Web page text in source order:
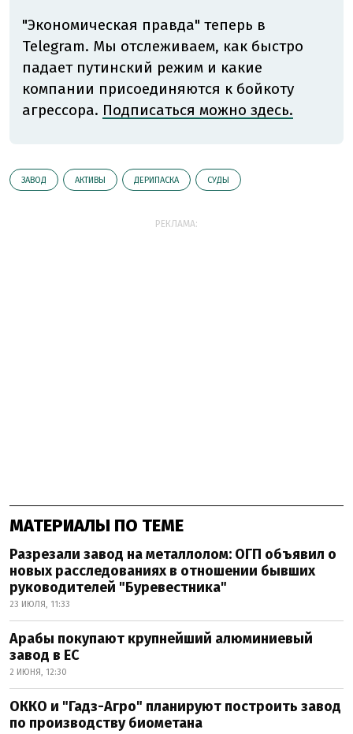
"Экономическая правда" теперь в
Telegram. Мы отслеживаем, как быстро
падает путинский режим и какие
компании присоединяются к бойкоту
агрессора. Подписаться можно здесь.
ЗАВОД АКТИВЫ ДЕРИПАСКА СУДЫ
РЕКЛАМА:
МАТЕРИАЛЫ ПО ТЕМЕ
Разрезали завод на металлолом: ОГП объявил о
новых расследованиях в отношении бывших
руководителей "Буревестника"
23 ИЮЛЯ, 11:33
Арабы покупают крупнейший алюминиевый
завод в ЕС
2 ИЮНЯ, 12:30
ОККО и "Гадз-Агро" планируют построить завод
по производству биометана